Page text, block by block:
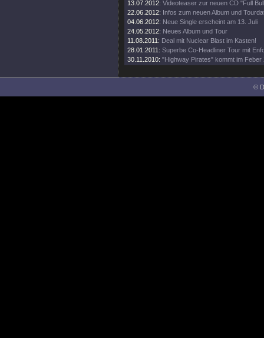
13.07.2012: Videoteaser zur neuen CD "Full
22.06.2012: Infos zum neuen Album und
04.06.2012: Neue Single erscheint am 13. Juli
24.05.2012: Neues Album und Tour
11.08.2011: Deal mit Nuclear Blast im Kasten!
28.01.2011: Superbe Co-Headliner Tour mit
30.11.2010: "Highway Pirates" kommt im Feber
©